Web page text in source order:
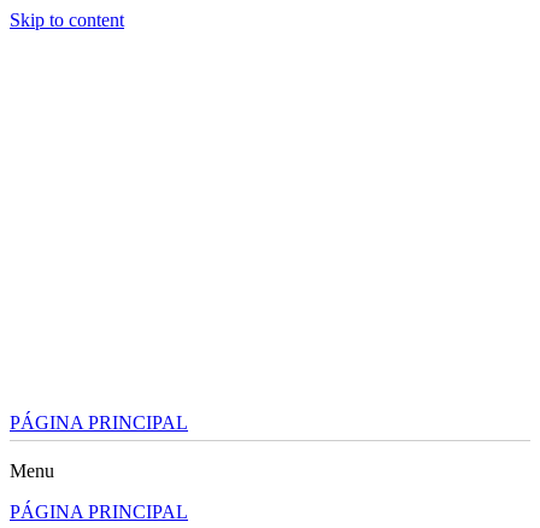
Skip to content
PÁGINA PRINCIPAL
Menu
PÁGINA PRINCIPAL